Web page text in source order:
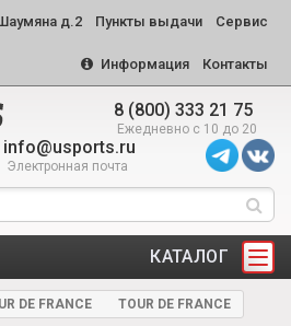
д.2 Пункты выдачи Сервис
Информация Контакты
8 (800) 333 21 75
Ежедневно с 10 до 20
info@usports.ru
Электронная почта
КАТАЛОГ
DE FRANCE TOUR DE FRANCE